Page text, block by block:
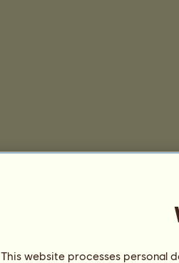
This website processes personal